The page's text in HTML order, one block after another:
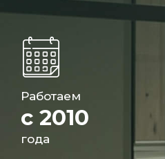
Работаем
с 2010
года